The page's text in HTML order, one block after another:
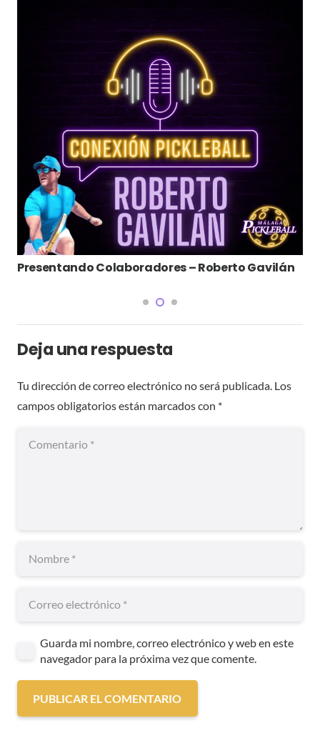
Presentando Colaboradores – Roberto Gavilán
Deja una respuesta
Tu dirección de correo electrónico no será publicada. Los
campos obligatorios están marcados con *
Guarda mi nombre, correo electrónico y web en este
navegador para la próxima vez que comente.
PUBLICAR EL COMENTARIO